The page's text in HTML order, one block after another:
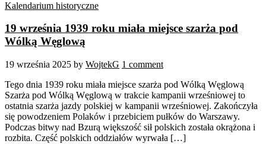
Kalendarium historyczne
19 września 1939 roku miała miejsce szarża pod
Wólką Węglową
19 września 2025 by WojtekG 1 comment
Tego dnia 1939 roku miała miejsce szarża pod Wólką Węglową
Szarża pod Wólką Węglową w trakcie kampanii wrześniowej to
ostatnia szarża jazdy polskiej w kampanii wrześniowej. Zakończyła
się powodzeniem Polaków i przebiciem pułków do Warszawy.
Podczas bitwy nad Bzurą większość sił polskich została okrążona i
rozbita. Część polskich oddziałów wyrwała […]